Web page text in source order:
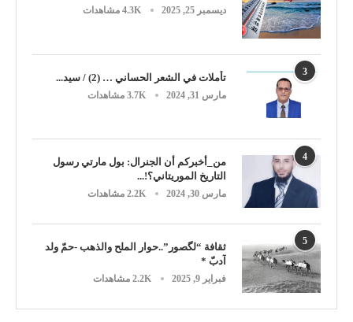
ديسمبر 25, 2025 4.3K مشاهدات
3 تأملات في الشعر الحساني … (2) / سيد...
مارس 31, 2024 3.7K مشاهدات
4
من_أخبركم أن الجنرال: بول مارتي رسول
التاريخ الموريتاني؟!...
مارس 30, 2024 2.2K مشاهدات
5
ثقافة “لگصور”..حوار الملح والذهب -حمّ ولد
آدبّ *
فبراير 9, 2025 2.2K مشاهدات